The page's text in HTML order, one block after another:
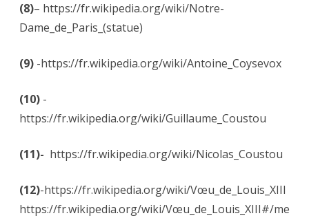
(8)– https://fr.wikipedia.org/wiki/Notre-
Dame_de_Paris_(statue)
(9) -https://fr.wikipedia.org/wiki/Antoine_Coysevox
(10) -
https://fr.wikipedia.org/wiki/Guillaume_Coustou
(11)- https://fr.wikipedia.org/wiki/Nicolas_Coustou
(12)-https://fr.wikipedia.org/wiki/Vœu_de_Louis_XIII
https://fr.wikipedia.org/wiki/Vœu_de_Louis_XIII#/me